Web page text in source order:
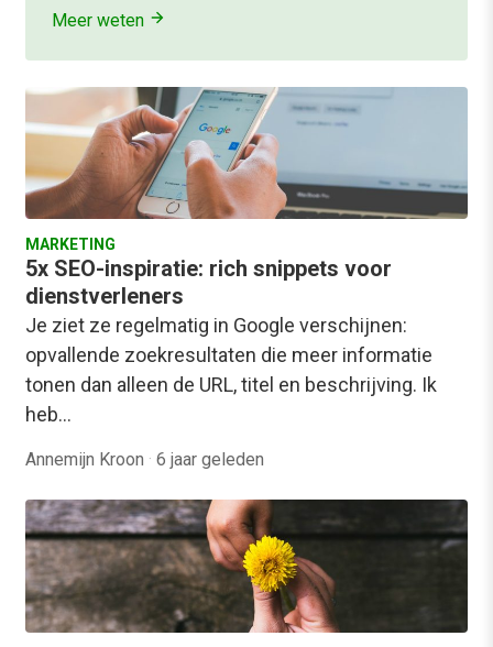
Meer weten
MARKETING
5x SEO-inspiratie: rich snippets voor
dienstverleners
Je ziet ze regelmatig in Google verschijnen:
opvallende zoekresultaten die meer informatie
tonen dan alleen de URL, titel en beschrijving. Ik
heb…
Annemijn Kroon · 6 jaar geleden